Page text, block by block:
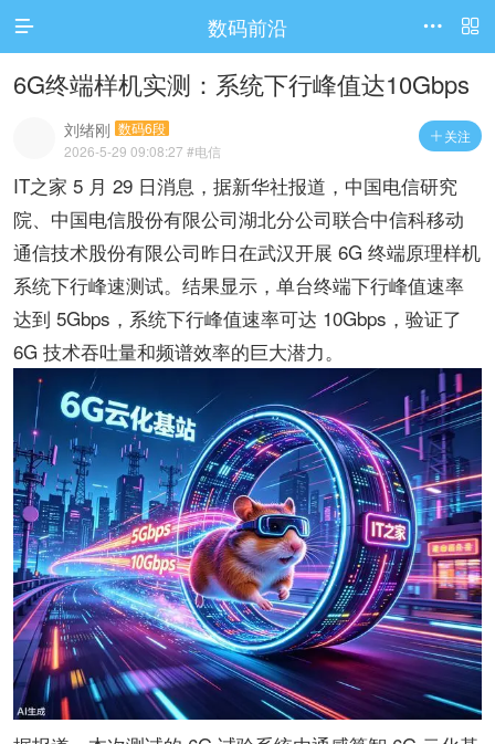
访问电脑版
 数码前沿 

6G终端样机实测：系统下行峰值达10Gbps
 关注
刘绪刚 数码6段
2026-5-29 09:08:27 #电信
IT之家 5 月 29 日消息，据新华社报道，中国电信研究
院、中国电信股份有限公司湖北分公司联合中信科移动
通信技术股份有限公司昨日在武汉开展 6G 终端原理样机
系统下行峰速测试。结果显示，单台终端下行峰值速率
达到 5Gbps，系统下行峰值速率可达 10Gbps，验证了
6G 技术吞吐量和频谱效率的巨大潜力。